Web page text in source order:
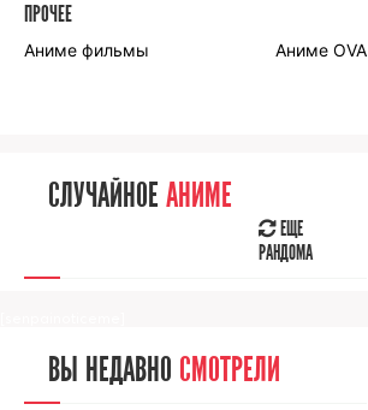
ПРОЧЕЕ
Аниме фильмы Аниме OVA
СЛУЧАЙНОЕ АНИМЕ
ЕЩЕ
РАНДОМА
ВЫ НЕДАВНО СМОТРЕЛИ